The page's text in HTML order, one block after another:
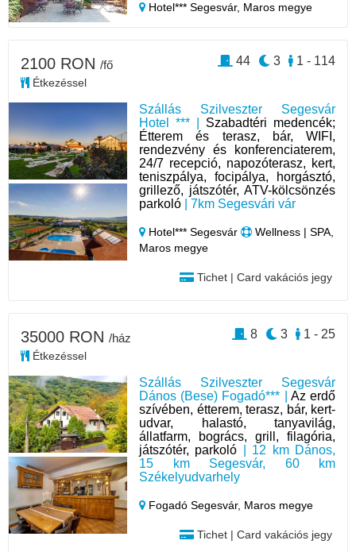
Hotel*** Segesvár, Maros megye
Szállás Szilveszter Segesvár
Hotel *** | Szabadtéri medencék;
Étterem és terasz, bár, WIFI,
rendezvény és konferenciaterem,
24/7 recepció, napozóterasz, kert,
teniszpálya, focipálya, horgásztó,
grillező, játszótér, ATV-kölcsönzés
parkoló | 7km Segesvári vár
Hotel*** Segesvár
Wellness | SPA,
Maros megye
Tichet | Card vakációs jegy
2100 RON /fő
Étkezéssel
1 - 114
3
44
Szállás Szilveszter Segesvár
Dános (Bese) Fogadó*** | Az erdő
szívében, étterem, terasz, bár, kert-
udvar, halastó, tanyavilág,
állatfarm, bogrács, grill, filagória,
játszótér, parkoló | 12 km Dános,
15 km Segesvár, 60 km
Székelyudvarhely
Fogadó Segesvár, Maros megye
Tichet | Card vakációs jegy
35000 RON /ház
Étkezéssel
1 - 25
3
8